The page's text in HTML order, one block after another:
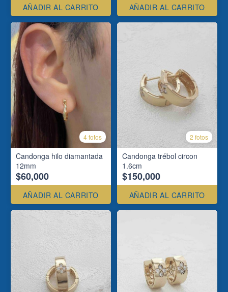
AÑADIR AL CARRITO AÑADIR AL CARRITO
4 fotos
Candonga hilo diamantada
12mm
$60,000
AÑADIR AL CARRITO
2 fotos
Candonga trébol circon
1.6cm
$150,000
AÑADIR AL CARRITO